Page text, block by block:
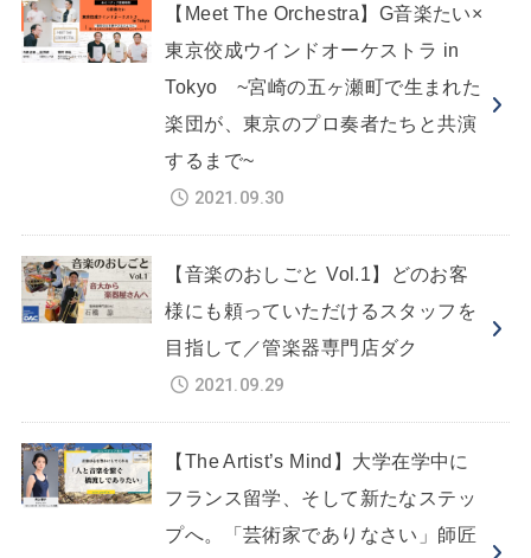
【Meet The Orchestra】G音楽たい×
東京佼成ウインドオーケストラ in
Tokyo ~宮崎の五ヶ瀬町で生まれた
楽団が、東京のプロ奏者たちと共演
するまで~
2021.09.30
【音楽のおしごと Vol.1】どのお客
様にも頼っていただけるスタッフを
目指して／管楽器専門店ダク
2021.09.29
【The Artist’s Mind】大学在学中に
フランス留学、そして新たなステッ
プへ。「芸術家でありなさい」師匠